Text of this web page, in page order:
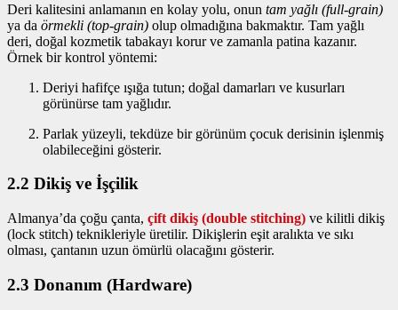
Deri kalitesini anlamanın en kolay yolu, onun tam yağlı (full-grain)
ya da örmekli (top-grain) olup olmadığına bakmaktır. Tam yağlı
deri, doğal kozmetik tabakayı korur ve zamanla patina kazanır.
Örnek bir kontrol yöntemi:
Deriyi hafifçe ışığa tutun; doğal damarları ve kusurları
görünürse tam yağlıdır.
Parlak yüzeyli, tekdüze bir görünüm çocuk derisinin işlenmiş
olabileceğini gösterir.
2.2 Dikiş ve İşçilik
Almanya’da çoğu çanta, çift dikiş (double stitching) ve kilitli dikiş
(lock stitch) teknikleriyle üretilir. Dikişlerin eşit aralıkta ve sıkı
olması, çantanın uzun ömürlü olacağını gösterir.
2.3 Donanım (Hardware)